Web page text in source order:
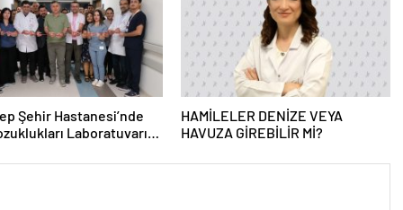
Şehir Hastanesi’nde
Laboratuvarı
HAMİLELER DENİZE VEYA
HAVUZA GİREBİLİR Mİ?